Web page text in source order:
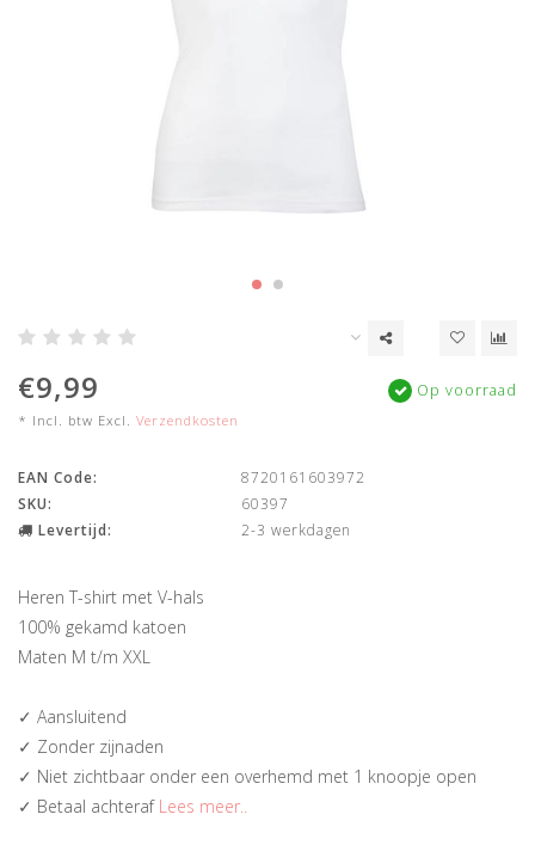
€9,99
* Incl. btw Excl. Verzendkosten
Op voorraad
EAN Code:
8720161603972
SKU:
60397
Levertijd:
2-3 werkdagen
Heren T-shirt met V-hals
100% gekamd katoen
Maten M t/m XXL
✓ Aansluitend
✓ Zonder zijnaden
✓ Niet zichtbaar onder een overhemd met 1 knoopje open
✓ Betaal achteraf Lees meer..